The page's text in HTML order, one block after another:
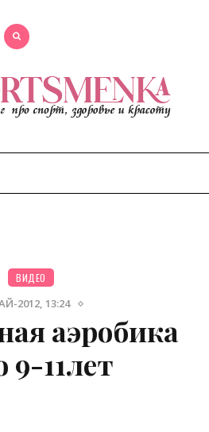
ВИДЕО
2012, 13:24
аэробика
9-11лет